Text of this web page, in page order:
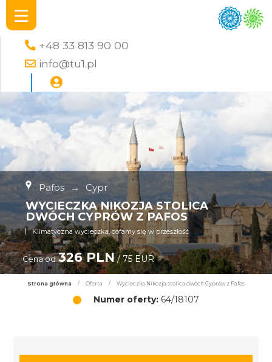
+48 33 813 90 00
info@tu1.pl
Pafos → Cypr
WYCIECZKA NIKOZJA STOLICA
DWÓCH CYPRÓW Z PAFOS
Klimatyczna wycieczka, cofamy się w przeszłość
Cena od 326 PLN/ 75 EUR
Strona główna / Oferta / Wycieczka Nikozja stolica dwóch Cyprów z Pafos
Numer oferty: 64/18107